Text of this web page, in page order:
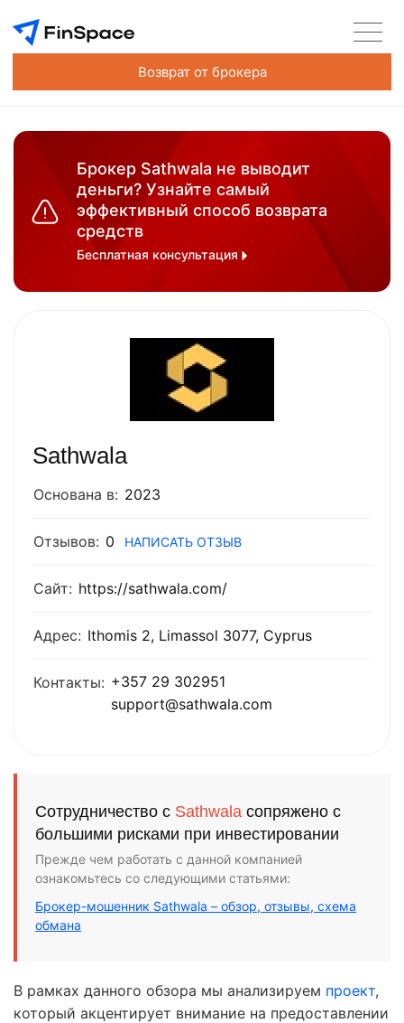
Возврат от брокера
Брокер Sathwala не выводит
деньги? Узнайте самый
эффективный способ возврата
средств
Бесплатная консультация
Sathwala
Основана в: 2023
Отзывов: 0 НАПИСАТЬ ОТЗЫВ
Сайт: https://sathwala.com/
Адрес: Ithomis 2, Limassol 3077, Cyprus
Контакты: +357 29 302951
support@sathwala.com
Сотрудничество с Sathwala сопряжено с
большими рисками при инвестировании
Прежде чем работать с данной компанией
ознакомьтесь со следующими статьями:
Брокер-мошенник Sathwala – обзор, отзывы, схема
обмана
В рамках данного обзора мы анализируем проект,
который акцентирует внимание на предоставлении